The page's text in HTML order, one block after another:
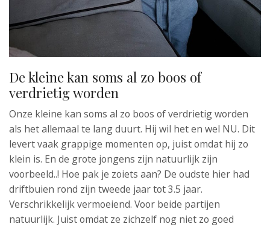
De kleine kan soms al zo boos of
verdrietig worden
Onze kleine kan soms al zo boos of verdrietig worden
als het allemaal te lang duurt. Hij wil het en wel NU. Dit
levert vaak grappige momenten op, juist omdat hij zo
klein is. En de grote jongens zijn natuurlijk zijn
voorbeeld..! Hoe pak je zoiets aan? De oudste hier had
driftbuien rond zijn tweede jaar tot 3.5 jaar.
Verschrikkelijk vermoeiend. Voor beide partijen
natuurlijk. Juist omdat ze zichzelf nog niet zo goed